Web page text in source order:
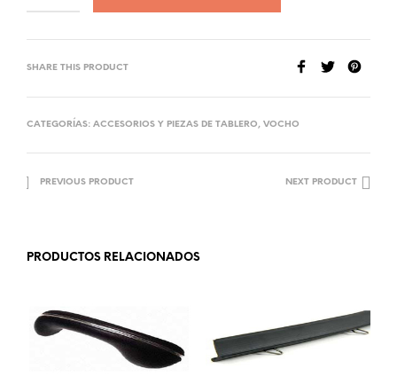
SHARE THIS PRODUCT
CATEGORÍAS: ACCESORIOS Y PIEZAS DE TABLERO, VOCHO
PREVIOUS PRODUCT NEXT PRODUCT
PRODUCTOS RELACIONADOS